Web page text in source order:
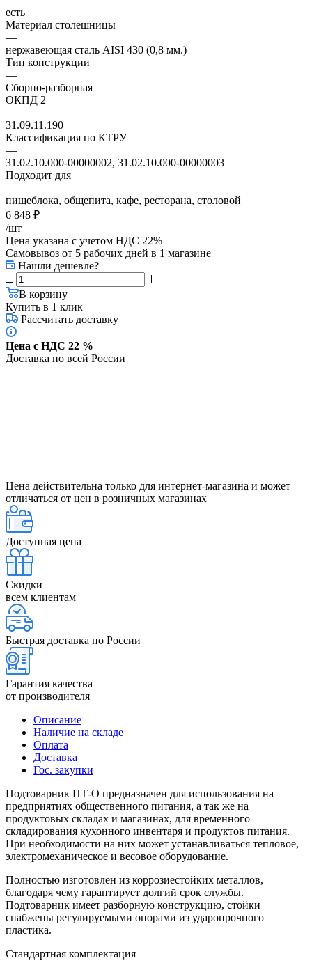
есть
Материал столешницы
—
нержавеющая сталь AISI 430 (0,8 мм.)
Тип конструкции
—
Сборно-разборная
ОКПД 2
—
31.09.11.190
Классификация по КТРУ
—
31.02.10.000-00000002, 31.02.10.000-00000003
Подходит для
—
пищеблока, общепита, кафе, ресторана, столовой
6 848 ₽
/шт
Цена указана с учетом НДС 22%
Самовывоз от 5 рабочих дней в 1 магазине
Нашли дешевле?
В корзину
Купить в 1 клик
Рассчитать доставку
Цена с НДС 22 %
Доставка по всей России
Цена действительна только для интернет-магазина и может
отличаться от цен в розничных магазинах
Доступная цена
Скидки
всем клиентам
Быстрая доставка по России
Гарантия качества
от производителя
Описание
Наличие на складе
Оплата
Доставка
Гос. закупки
Подтоварник ПТ-О предназначен для использования на
предприятиях общественного питания, а так же на
продуктовых складах и магазинах, для временного
складирования кухонного инвентаря и продуктов питания.
При необходимости на них может устанавливаться тепловое,
электромеханическое и весовое оборудование.
Полностью изготовлен из коррозиестойких металлов,
благодаря чему гарантирует долгий срок службы.
Подтоварник имеет разборную конструкцию, стойки
снабжены регулируемыми опорами из ударопрочного
пластика.
Стандартная комплектация